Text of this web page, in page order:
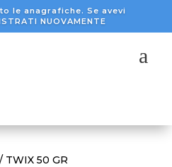
le anagrafiche. Se avevi
NUOVAMENTE
a
/ TWIX 50 GR